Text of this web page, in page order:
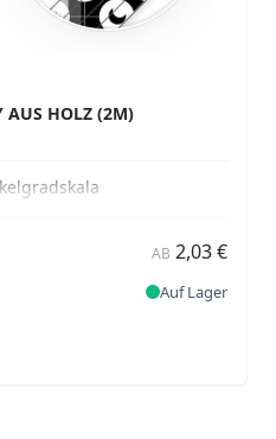
AUS HOLZ (2M)
AB 2,03 €
Auf Lager